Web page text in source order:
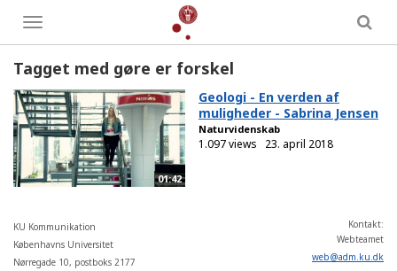
Toggle
menu
Tagget med gøre er forskel
01:42
Geologi - En verden af
muligheder - Sabrina Jensen
Naturvidenskab
1.097 views 23. april 2018
KU Kommunikation
Københavns Universitet
Nørregade 10, postboks 2177
Kontakt:
Webteamet
web@adm.ku.dk